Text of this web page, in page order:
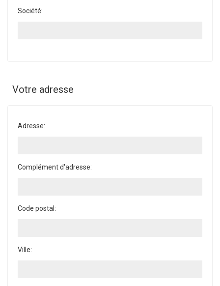
Société:
Votre adresse
Adresse:
Complément d'adresse:
Code postal:
Ville: